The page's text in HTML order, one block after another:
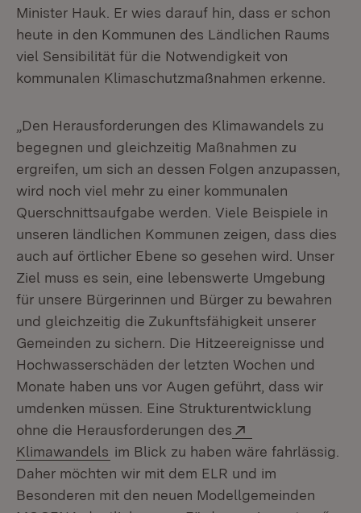
Minister Hauk. Er wies darauf hin, dass er schon
heute in den Kommunen des Ländlichen Raums
viel Sensibilität für die Notwendigkeit von
kommunalen Klimaschutzmaßnahmen erkenne.
„Den Herausforderungen des Klimawandels zu
begegnen und gleichzeitig Maßnahmen zu
ergreifen, um sich an dessen Folgen anzupassen,
wird noch viel mehr zu einer kommunalen
Querschnittsaufgabe werden. Viele Beispiele in
unseren ländlichen Kommunen zeigen, dass dies
auch auf örtlicher Ebene so gesehen wird. Unser
Ziel muss es sein, eine lebenswerte Umgebung
für unsere Bürgerinnen und Bürger zu bewahren
und gleichzeitig die Zukunftsfähigkeit unserer
Gemeinden zu sichern. Die Hitzeereignisse und
Hochwasserschäden der letzten Wochen und
Monate haben uns vor Augen geführt, dass wir
umdenken müssen. Eine Strukturentwicklung
ohne die Herausforderungen des
Klimawandels (Öffnet in neuem Fenster)
im Blick zu haben wäre fahrlässig.
Daher möchten wir mit dem ELR und im
Besonderen mit den neuen Modellgemeinden